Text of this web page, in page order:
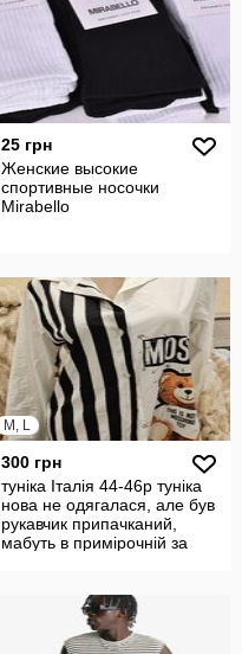
25 грн
Женские высокие
спортивные носочки
Mirabello
M, L
300 грн
туніка Італія 44-46р туніка
нова не одягалася, але був
рукавчик припачканий,
мабуть в примірочній за